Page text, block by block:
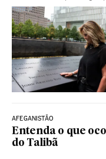
AFEGANISTÃO
Entenda o que
do Talibã